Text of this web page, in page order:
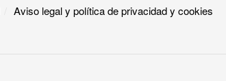
Aviso legal y política de privacidad y cookies​